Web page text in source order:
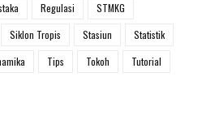
Regulasi
STMKG
Siklon Tropis Stasiun
Statistik
Tips Tokoh
Tutorial